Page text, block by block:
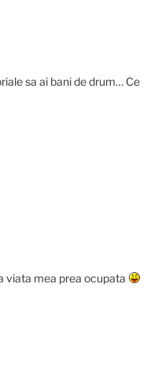
sa ai bani de drum… Ce
viata mea prea ocupata